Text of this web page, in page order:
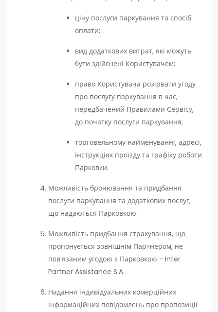
ціну послуги паркування та спосіб
оплати;
вид додаткових витрат, які можуть
бути здійснені Користувачем;
право Користувача розірвати угоду
про послугу паркування в час,
передбачений Правилами Сервісу,
до початку послуги паркування;
торговельному найменуванні, адресі,
інструкціях проїзду та графіку роботи
Парковки.
Можливість бронювання та придбання
послуги паркування та додаткових послуг,
що надаються Парковкою.
Можливість придбання страхування, що
пропонується зовнішнім Партнером, не
пов'язаним угодою з Парковкою - Inter
Partner Assistance S.A.
Надання індивідуальних комерційних
інформаційних повідомлень про пропозиції